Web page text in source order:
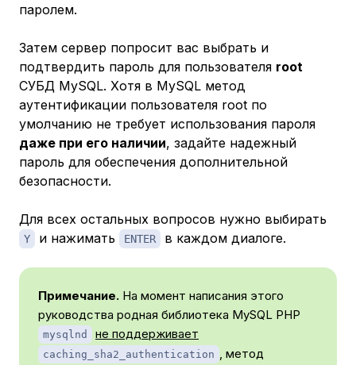
паролем.
Затем сервер попросит вас выбрать и
подтвердить пароль для пользователя root
СУБД MySQL. Хотя в MySQL метод
аутентификации пользователя root по
умолчанию не требует использования пароля
даже при его наличии, задайте надежный
пароль для обеспечения дополнительной
безопасности.
Для всех остальных вопросов нужно выбирать
Y и нажимать ENTER в каждом диалоге.
Примечание. На момент написания этого
руководства родная библиотека MySQL PHP
mysqlnd не поддерживает
caching_sha2_authentication , метод